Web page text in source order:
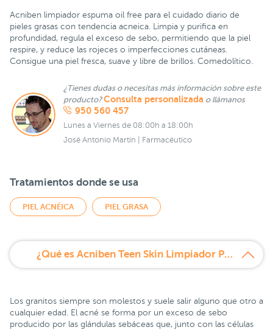
Acniben limpiador espuma oil free para el cuidado diario de
pieles grasas con tendencia acneica. Limpia y purifica en
profundidad, regula el exceso de sebo, permitiendo que la piel
respire, y reduce las rojeces o imperfecciones cutáneas.
Consigue una piel fresca, suave y libre de brillos. Comedolítico.
¿Tienes dudas o necesitas más información sobre este
producto?Consulta personalizada o llámanos
950 560 457
Lunes a Viernes de 08:00h a 18:00h
José Antonio Martín | Farmacéutico
Tratamientos donde se usa
PIEL ACNÉICA PIEL GRASA
¿Qué es Acniben Teen Skin Limpiador Purificante 150 ml?
Los granitos siempre son molestos y suele salir alguno que otro a
cualquier edad. El acné se forma por un exceso de sebo
producido por las glándulas sebáceas que, junto con las células